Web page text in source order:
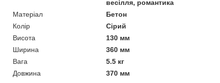
весілля, романтика
Матеріал
Бетон
Колір
Сірий
Висота
130 мм
Ширина
360 мм
Вага
5.5 кг
Довжина
370 мм